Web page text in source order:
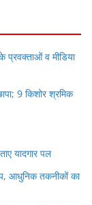
प्रवक्ताओं व मीडिया
9 किशोर श्रमिक
यादगार पल
आधुनिक तकनीकों का